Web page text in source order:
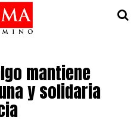
mantiene
y solidaria